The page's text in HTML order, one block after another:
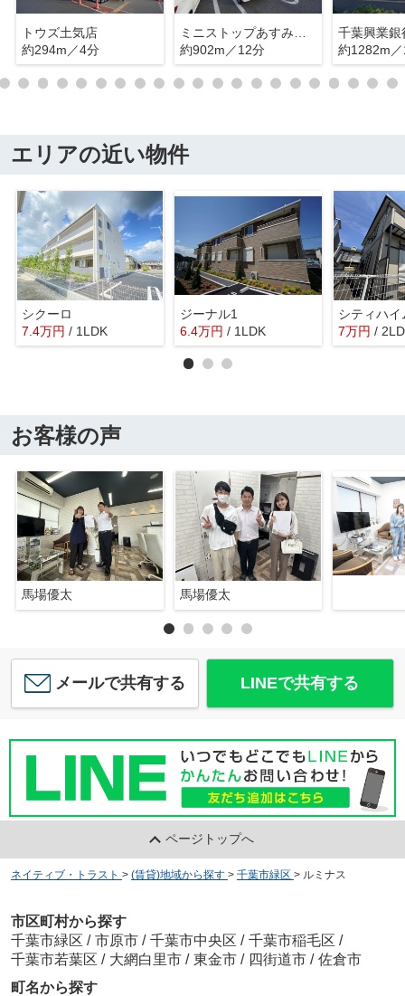
トウズ土気店
約294m／4分
ミニストップあすみが丘東店
約902m／12分
約1282m
エリアの近い物件
シクーロ
7.4万円 / 1LDK
ジーナル1
6.4万円 / 1LDK
シティハ
7万円 /
お客様の声
馬場優太 馬場優太
メールで共有する LINEで共有する
ページトップへ
ネイティブ・トラスト > (賃貸)地域から探す > 千葉市緑区 > ルミナス
市区町村から探す
千葉市緑区 / 市原市 / 千葉市中央区 / 千葉市稲毛区 /
千葉市若葉区 / 大網白里市 / 東金市 / 四街道市 / 佐倉市
町名から探す